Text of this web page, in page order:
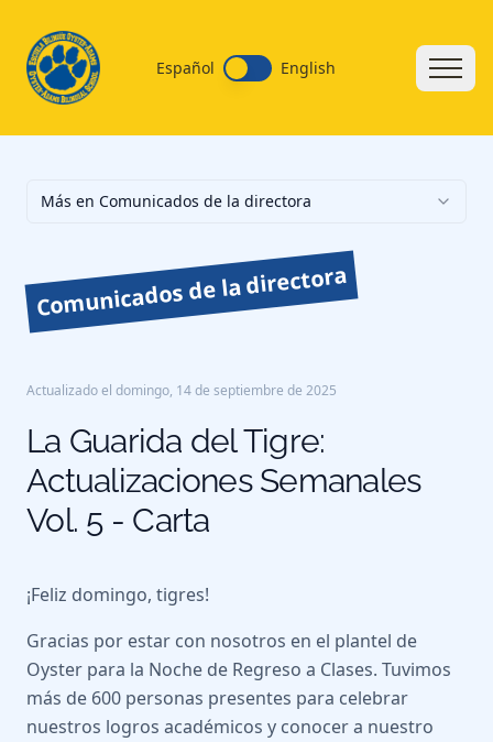
Español English
Más en Comunicados de la directora
Comunicados de la directora
Actualizado el domingo, 14 de septiembre de 2025
La Guarida del Tigre:
Actualizaciones Semanales
Vol. 5 - Carta
¡Feliz domingo, tigres!
Gracias por estar con nosotros en el plantel de
Oyster para la Noche de Regreso a Clases. Tuvimos
más de 600 personas presentes para celebrar
nuestros logros académicos y conocer a nuestro